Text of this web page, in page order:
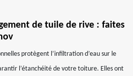
de tuile de rive : faites
protègent l’infiltration d’eau sur le
l’étanchéité de votre toiture. Elles ont